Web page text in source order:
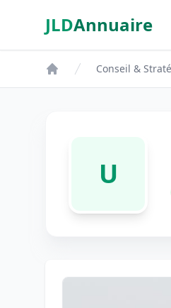
Aspect SDM
JLDAnnuaire
Conseil &
U